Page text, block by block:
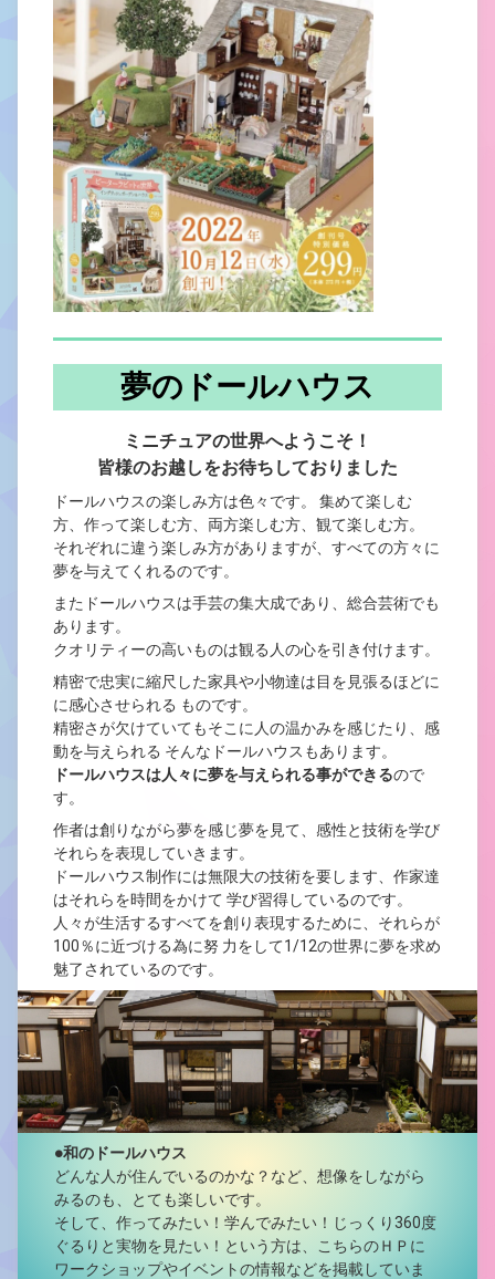
夢のドールハウス
ミニチュアの世界へようこそ！
皆様のお越しをお待ちしておりました
ドールハウスの楽しみ方は色々です。 集めて楽しむ
方、作って楽しむ方、両方楽しむ方、観て楽しむ方。
それぞれに違う楽しみ方がありますが、 すべての方々に
夢を与えてくれるのです。
またドールハウスは手芸の集大成であり、総合芸術でも
あります。
クオリティーの高いものは観る人の心を引き付けます。
精密で忠実に縮尺した家具や小物達は目を見張るほどに
に感心させられる ものです。
精密さが欠けていてもそこに人の温かみを感じたり、感
動を与えられる そんなドールハウスもあります。
ドールハウスは人々に夢を与えられる事ができるので
す。
作者は創りながら夢を感じ夢を見て、感性と技術を学び
それらを表現していきます。
ドールハウス制作には無限大の技術を要します、作家達
はそれらを時間をかけて 学び習得しているのです。
人々が生活するすべてを創り表現するために、それらが
100％に近づける為に努 力をして1/12の世界に夢を求め
魅了されているのです。
●和のドールハウス
どんな人が住んでいるのかな？など、想像をしながら
みるのも、とても楽しいです。
そして、作ってみたい！学んでみたい！じっくり360度
ぐるりと実物を見たい！という方は、こちらのＨＰに
ワークショップやイベントの情報などを掲載していま